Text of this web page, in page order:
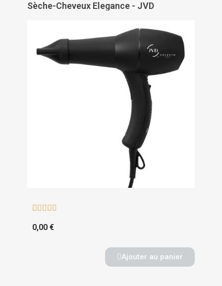
Sèche-Cheveux Elegance - JVD
    
0,00 €
Ajouter au panier